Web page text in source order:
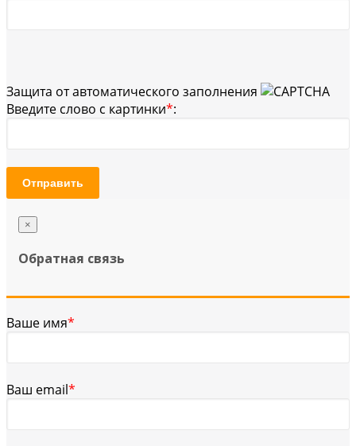
Защита от автоматического заполнения
Введите слово с картинки*:
Отправить
×
Обратная связь
Ваше имя*
Ваш email*